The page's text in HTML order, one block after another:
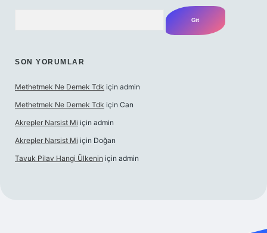
SON YORUMLAR
Methetmek Ne Demek Tdk için admin
Methetmek Ne Demek Tdk için Can
Akrepler Narsist Mi için admin
Akrepler Narsist Mi için Doğan
Tavuk Pilav Hangi Ülkenin için admin